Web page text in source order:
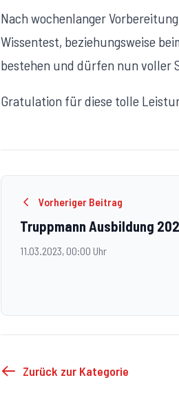
Nach wochenlanger
Wissentest, beziehungsweise
bestehen und dürfen nun voller
Gratulation für diese tolle
Vorheriger Beitrag
Truppmann Ausbildung
11.03.2023, 00:00 Uhr
Zurück zur Kategorie